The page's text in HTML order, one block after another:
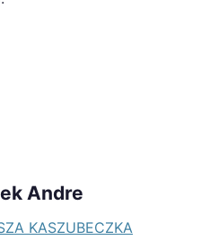
Andre
KASZUBECZKA